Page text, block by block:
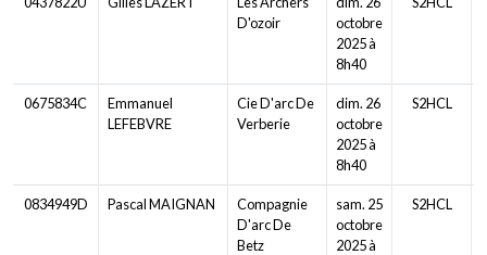
D'ozoir
octobre
2025 à
8h40
0675834C
Emmanuel
LEFEBVRE
Cie D'arc De
Verberie
dim. 26
octobre
2025 à
8h40
S2HCL
0834949D Pascal MAIGNAN
Compagnie
D'arc De
Betz
sam. 25
octobre
2025 à
S2HCL